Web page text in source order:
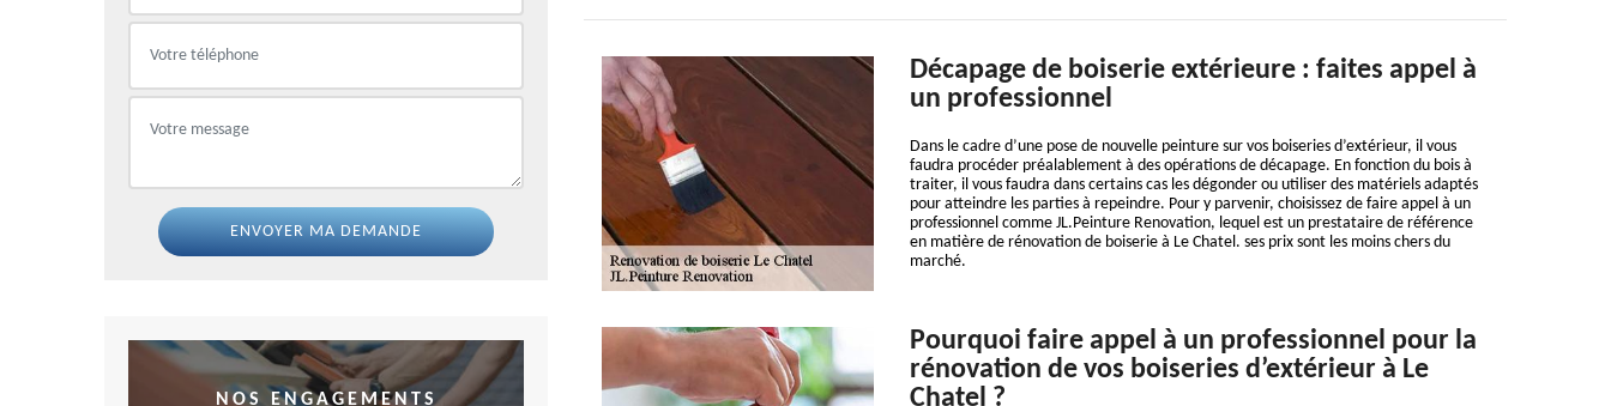
NOS ENGAGEMENTS
Décapage de boiserie extérieure : faites appel à
un professionnel
Dans le cadre d’une pose de nouvelle peinture sur vos boiseries d’extérieur, il vous
faudra procéder préalablement à des opérations de décapage. En fonction du bois à
traiter, il vous faudra dans certains cas les dégonder ou utiliser des matériels adaptés
pour atteindre les parties à repeindre. Pour y parvenir, choisissez de faire appel à un
professionnel comme JL.Peinture Renovation, lequel est un prestataire de référence
en matière de rénovation de boiserie à Le Chatel. ses prix sont les moins chers du
marché.
Pourquoi faire appel à un professionnel pour la
rénovation de vos boiseries d’extérieur à Le
Chatel ?